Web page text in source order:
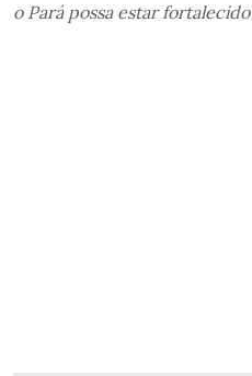
o Pará possa estar